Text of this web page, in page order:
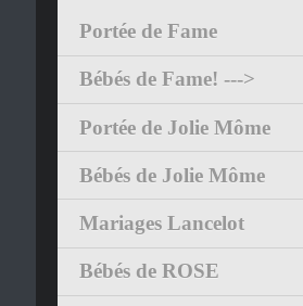
Portée de Fame
Bébés de Fame! --->
Portée de Jolie Môme
Bébés de Jolie Môme
Mariages Lancelot
Bébés de ROSE